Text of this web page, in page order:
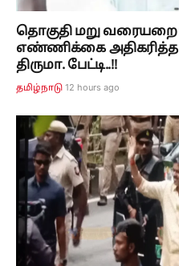
தொகுதி மறு
எண்ணிக்கை
திருமா. பேட்டி..!!
தமிழ்நாடு 12 hours ago